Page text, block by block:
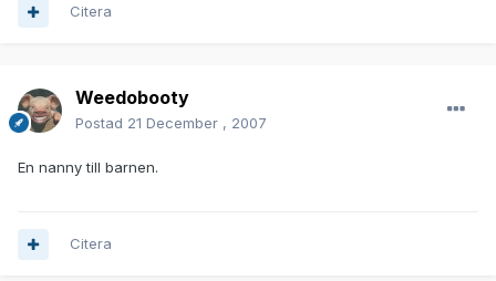
Citera
Weedobooty
Postad 21 December , 2007
En nanny till barnen.
Citera